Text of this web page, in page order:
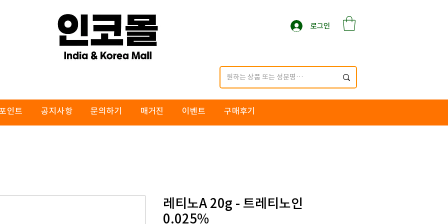
로그인
인트 공지사항 문의하기 매거진 이벤트 구매후기
레티노A 20g - 트레티노인
0.025%